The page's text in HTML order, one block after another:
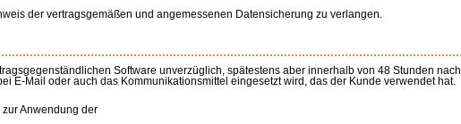
der vertragsgemäßen und angemessenen Datensicherung zu verlangen.
Software unverzüglich, spätestens aber innerhalb von 48 Stunden nach
E-Mail oder auch das Kommunikationsmittel eingesetzt wird, das der Kunde verwendet hat.
Anwendung der